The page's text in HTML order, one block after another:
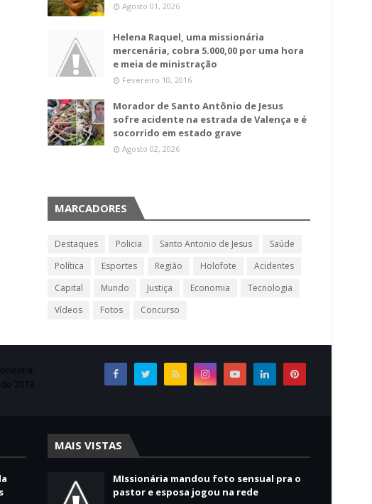
Agosto 01, 2026
Helena Raquel, uma missionária
mercenária, cobra 5.000,00 por uma hora
e meia de ministração
Fevereiro 10, 2016
Morador de Santo Antônio de Jesus
sofre acidente na estrada de Valença e é
socorrido em estado grave
Agosto 02, 2026
MARCADORES
Destaques Policia Santo Antonio de Jesus
Saúde
Política
Esportes Região Holofote
Acidentes
Capital
Mundo Justiça Economia
Tecnologia
Vídeos
Fotos Concurso
2013.
MAIS VISTAS
MIssionária mandou foto sensual pra o
pastor e esposa jogou na rede